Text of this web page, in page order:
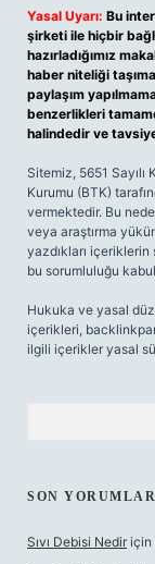
Yasal Uyarı: Bu
şirketi ile hiçbir
hazırladığımız
haber niteliği
paylaşım
benzerlikleri
halindedir ve
Sitemiz, 5651
Kurumu (BTK)
vermektedir. Bu
veya araştırma
yazdıkları
bu sorumluluğu
Hukuka ve yasal
içerikleri,
ilgili içerikler yasal
SON YORUMLAR
Sıvı Debisi Nedir için